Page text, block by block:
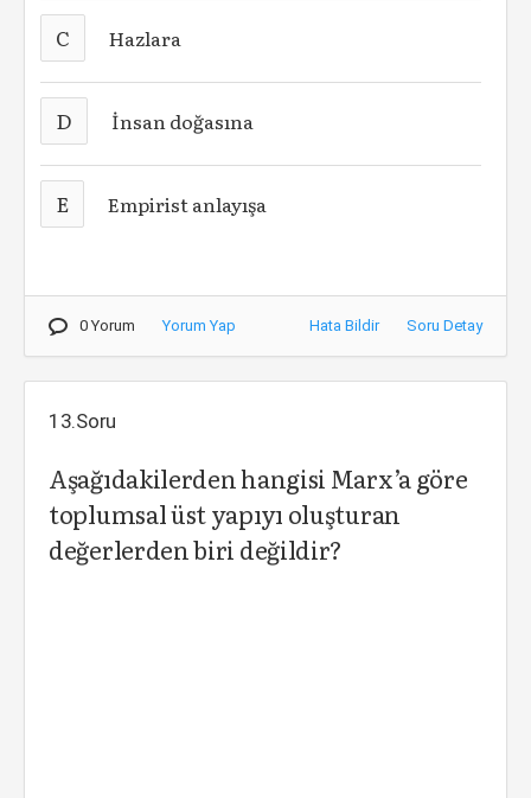
C Hazlara
D İnsan doğasına
E Empirist anlayışa
0 Yorum Yorum Yap Hata Bildir Soru Detay
13.Soru
Aşağıdakilerden hangisi Marx’a göre
toplumsal üst yapıyı oluşturan
değerlerden biri değildir?